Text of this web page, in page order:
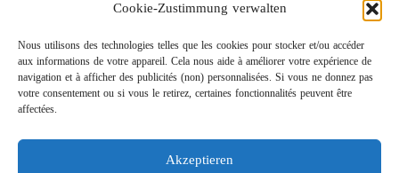
Cookie-Zustimmung verwalten
Nous utilisons des technologies telles que les cookies pour stocker et/ou accéder
aux informations de votre appareil. Cela nous aide à améliorer votre expérience de
navigation et à afficher des publicités (non) personnalisées. Si vous ne donnez pas
votre consentement ou si vous le retirez, certaines fonctionnalités peuvent être
affectées.
Akzeptieren